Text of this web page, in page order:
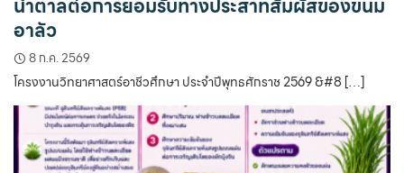
อาลัว
8 ก.ค. 2569
โครงงานวิทยาศาสตร์อาชีวศึกษา ประจำปีพุทธศักราช 2569 &#8 […]